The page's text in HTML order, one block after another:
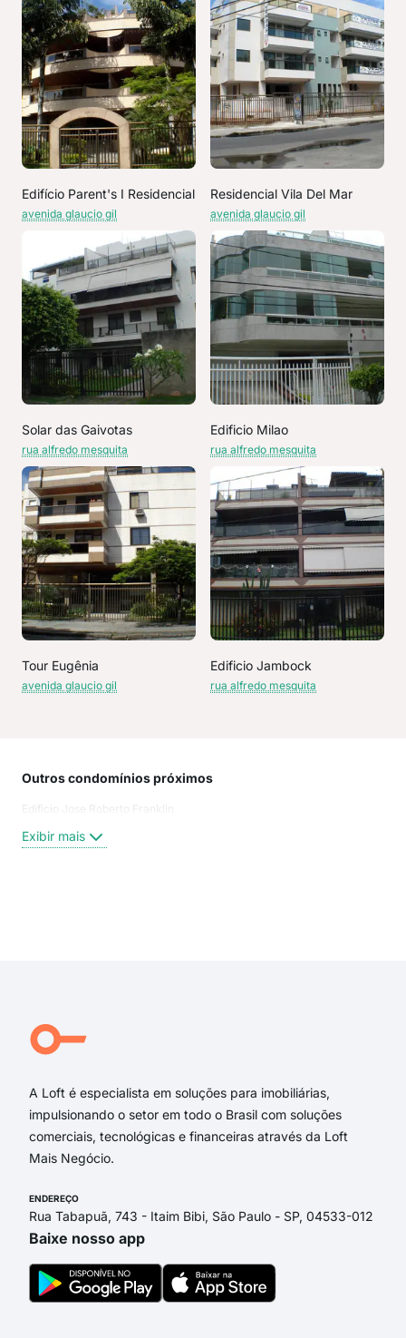
Edifício Parent's I Residencial
avenida glaucio gil
Residencial Vila Del Mar
avenida glaucio gil
Solar das Gaivotas
rua alfredo mesquita
Edificio Milao
rua alfredo mesquita
Tour Eugênia
avenida glaucio gil
Edificio Jambock
rua alfredo mesquita
Outros condomínios próximos
Edificio Jose Roberto Franklin
Exibir mais
A Loft é especialista em soluções para imobiliárias,
impulsionando o setor em todo o Brasil com soluções
comerciais, tecnológicas e financeiras através da Loft
Mais Negócio.
ENDEREÇO
Rua Tabapuã, 743 - Itaim Bibi, São Paulo - SP, 04533-012
Baixe nosso app